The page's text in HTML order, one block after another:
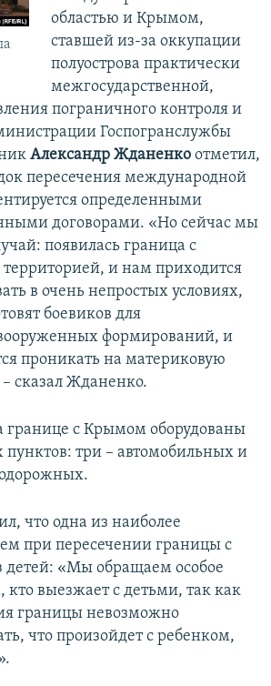
областью и Крымом,
ставшей из-за оккупации
полуострова практически
межгосударственной,
пограничного контроля и
Госпогранслужбы
Александр Жданенко отметил,
пересечения международной
определенными
договорами. «Но сейчас мы
появилась граница с
и нам приходится
в очень непростых условиях,
боевиков для
формирований, и
проникать на материковую
сказал Жданенко.
границе с Крымом оборудованы
пунктов: три – автомобильных и
что одна из наиболее
при пересечении границы с
«Мы обращаем особое
выезжает с детьми, так как
границы невозможно
что произойдет с ребенком,